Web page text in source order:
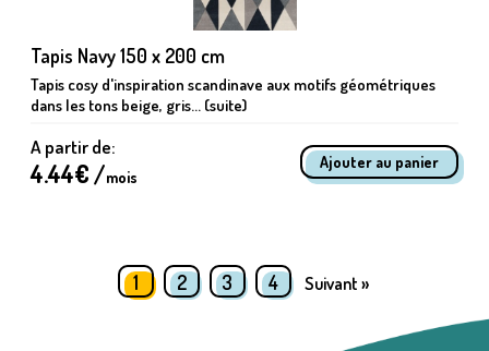
Tapis Navy 150 x 200 cm
Tapis cosy d'inspiration scandinave aux motifs géométriques
dans les tons beige, gris... (suite)
A partir de:
4.44€ /mois
1 2 3 4 Suivant »